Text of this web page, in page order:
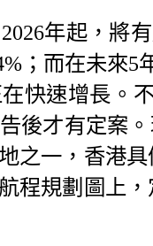
年起，將
；而在未來
快速增長。
後才有定案
之一，香港
程規劃圖上